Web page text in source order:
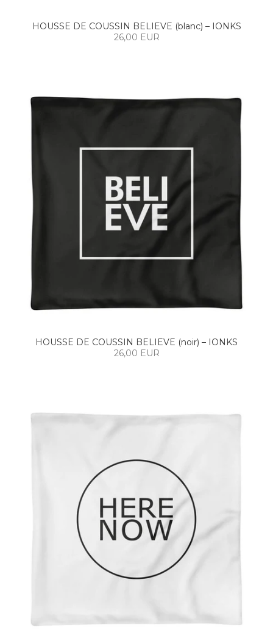
HOUSSE DE COUSSIN BELIEVE (blanc) – IONKS
26,00 EUR
HOUSSE DE COUSSIN BELIEVE (noir) – IONKS
26,00 EUR